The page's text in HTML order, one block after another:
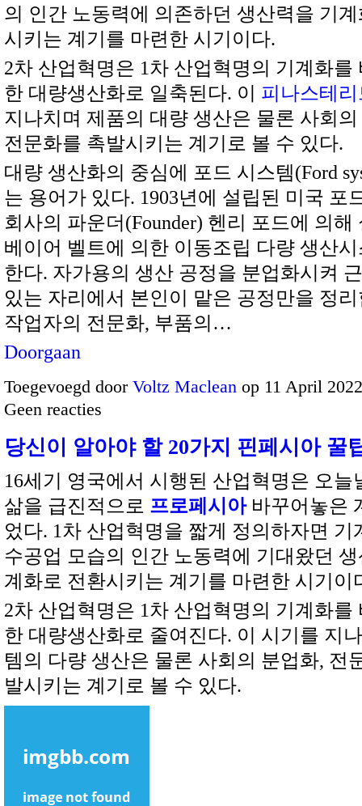
의 인간 노동력에 의존하던 생산력을 기
시키는 계기를 마련한 시기이다.
2차 산업혁명은 1차 산업혁명의 기계화를
한 대량생산화로 일축된다. 이 피나스테리
지나치며 제품의 대량 생산은 물론 사회
전문화를 촉발시키는 계기로 볼 수 있다.
대량 생산화의 중심에 포드 시스템(Ford
는 용어가 있다. 1903년에 설립된 미국 포
회사의 파운더(Founder) 헨리 포드에 의해
베이어 벨트에 의한 이동조립 다량 생산
한다. 자가용의 생산 공정을 분업화시켜
있는 자리에서 본인이 맡은 공정만을 정
작업자의 전문화, 부품의…
Doorgaan
Toegevoegd door Voltz Maclean op 11 April
Geen reacties
당신이 알아야 할 20가지 핀페시아 꿀
16세기 영국에서 시행된 산업혁명은 오늘
삶을 급진적으로 프로페시아바꾸어놓은
었다. 1차 산업혁명을 짧게 정의하자면 기
수공업 모습의 인간 노동력에 기대왔던
계화로 전환시키는 계기를 마련한 시기이
2차 산업혁명은 1차 산업혁명의 기계화를
한 대량생산화로 줄여진다. 이 시기를 지
템의 다량 생산은 물론 사회의 분업화, 전
발시키는 계기로 볼 수 있다.